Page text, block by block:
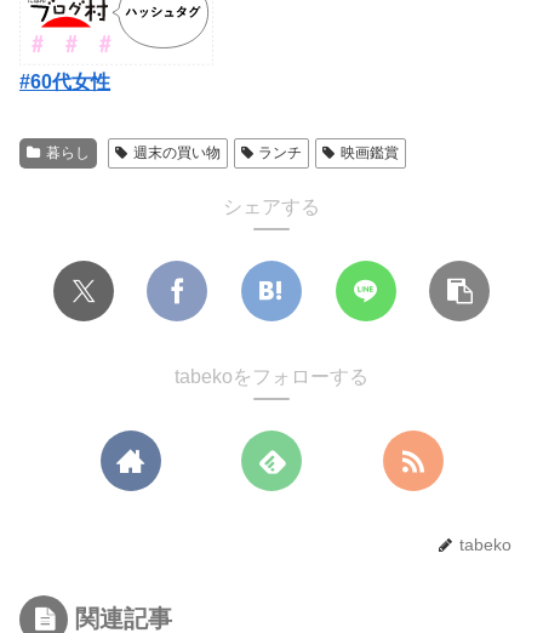
#60代女性
暮らし 週末の買い物 ランチ 映画鑑賞
シェアする
tabekoをフォローする
tabeko
関連記事